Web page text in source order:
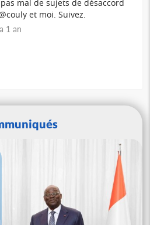
mal de sujets de désaccord
et moi. Suivez.
1 an